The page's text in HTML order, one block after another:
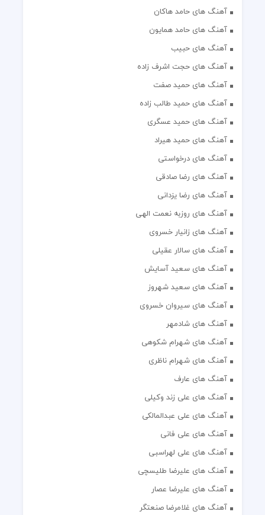
آهنگ های حامد هاکان
آهنگ های حامد همایون
آهنگ های حبیب
آهنگ های حجت اشرف زاده
آهنگ های حمید صفت
آهنگ های حمید طالب زاده
آهنگ های حمید عسگری
آهنگ های حمید هیراد
آهنگ های درخواستی
آهنگ های رضا صادقی
آهنگ های رضا یزدانی
آهنگ های روزبه نعمت الهی
آهنگ های زانیار خسروی
آهنگ های سالار عقیلی
آهنگ های سعید آسایش
آهنگ های سعید شهروز
آهنگ های سیروان خسروی
آهنگ های شادمهر
آهنگ های شهرام شکوهی
آهنگ های شهرام ناظری
آهنگ های عارف
آهنگ های علی زند وکیلی
آهنگ های علی عبدالمالکی
آهنگ های علی فانی
آهنگ های علی لهراسبی
آهنگ های علیرضا طلیسچی
آهنگ های علیرضا عصار
آهنگ های غلامرضا صنعتگر